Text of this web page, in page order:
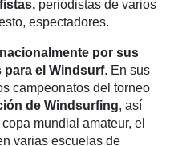
periodistas de varios
espectadores.
por sus
el Windsurf. En sus
campeonatos del torneo
de Windsurfing, así
mundial amateur, el
varias escuelas de